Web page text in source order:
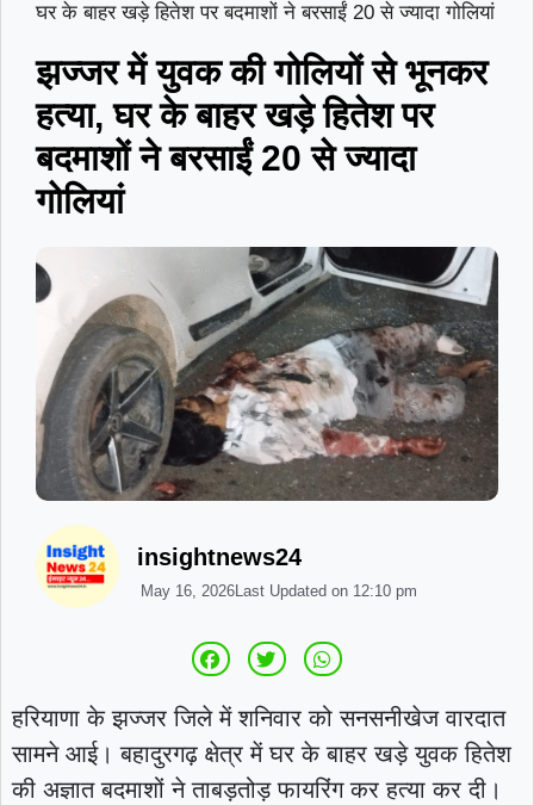
घर के बाहर खड़े हितेश पर बदमाशों ने बरसाईं 20 से ज्यादा गोलियां
झज्जर में युवक की गोलियों से भूनकर
हत्या, घर के बाहर खड़े हितेश पर
बदमाशों ने बरसाईं 20 से ज्यादा
गोलियां
insightnews24
May 16, 2026Last Updated on 12:10 pm
हरियाणा के झज्जर जिले में शनिवार को सनसनीखेज वारदात
सामने आई। बहादुरगढ़ क्षेत्र में घर के बाहर खड़े युवक हितेश
की अज्ञात बदमाशों ने ताबड़तोड़ फायरिंग कर हत्या कर दी।